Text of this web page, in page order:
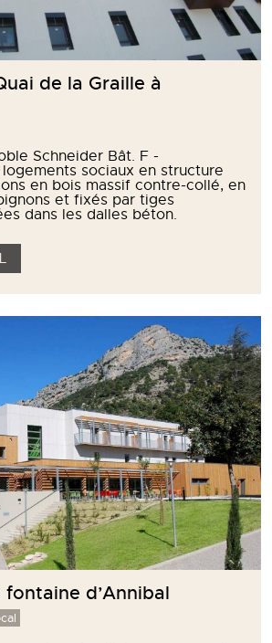
de la Graille à
Schneider Bât. F -
sociaux en structure
en bois massif contre-collé, en
et fixés par tiges
dans les dalles béton.
d’Annibal